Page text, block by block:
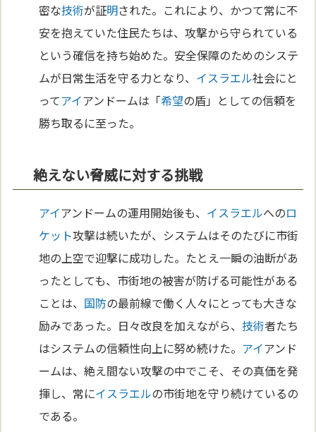
密な技術が証明された。これにより、かつて常に不
安を抱えていた住民たちは、攻撃から守られている
という確信を持ち始めた。安全保障のためのシステ
ムが日常生活を守る力となり、 イスラエル社会にと
ってアイアンドームは「希望の盾」としての信頼を
勝ち取るに至った。
絶えない脅威に対する挑戦
アイアンドームの運用開始後も、 イスラエルへのロ
ケット攻撃は続いたが、システムはそのたびに市街
地の上空で迎撃に成功した。たとえ一瞬の油断があ
ったとしても、市街地の被害が防げる可能性がある
ことは、 国防の最前線で働く人々にとっても大きな
励みであった。日々改良を加えながら、技術者たち
はシステムの信頼性向上に努め続けた。 アイアンド
ームは、絶え間ない攻撃の中でこそ、その真価を発
揮し、常にイスラエルの市街地を守り続けているの
である。